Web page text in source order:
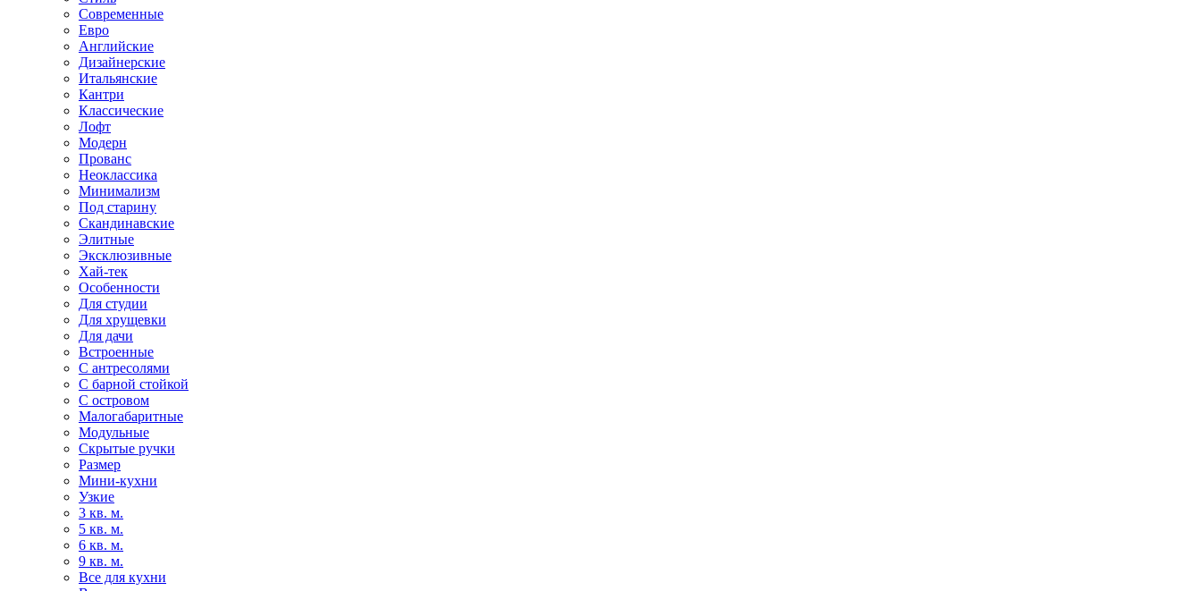
Современные
Евро
Английские
Дизайнерские
Итальянские
Кантри
Классические
Лофт
Модерн
Прованс
Неоклассика
Минимализм
Под старину
Скандинавские
Элитные
Эксклюзивные
Хай-тек
Особенности
Для студии
Для хрущевки
Для дачи
Встроенные
С антресолями
С барной стойкой
С островом
Малогабаритные
Модульные
Скрытые ручки
Размер
Мини-кухни
Узкие
3 кв. м.
5 кв. м.
6 кв. м.
9 кв. м.
Все для кухни